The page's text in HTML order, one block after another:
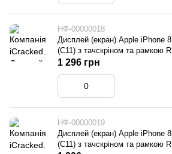
НФ-00000018
Дисплей (екран) Apple iPhone 8
(C11) з тачскріном та рамкою
1 296 грн
НФ-00000019
Дисплей (екран) Apple iPhone 8
(C11) з тачскріном та рамкою